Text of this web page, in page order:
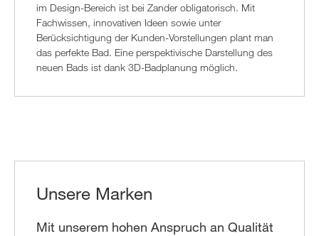
im Design-Bereich ist bei Zander obligatorisch. Mit
Fachwissen, innovativen Ideen sowie unter
Berücksichtigung der Kunden-Vorstellungen plant man
das perfekte Bad. Eine perspektivische Darstellung des
neuen Bads ist dank 3D-Badplanung möglich.
Unsere Marken
Mit unserem hohen Anspruch an Qualität